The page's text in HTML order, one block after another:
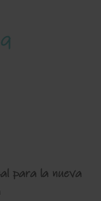
para la nueva